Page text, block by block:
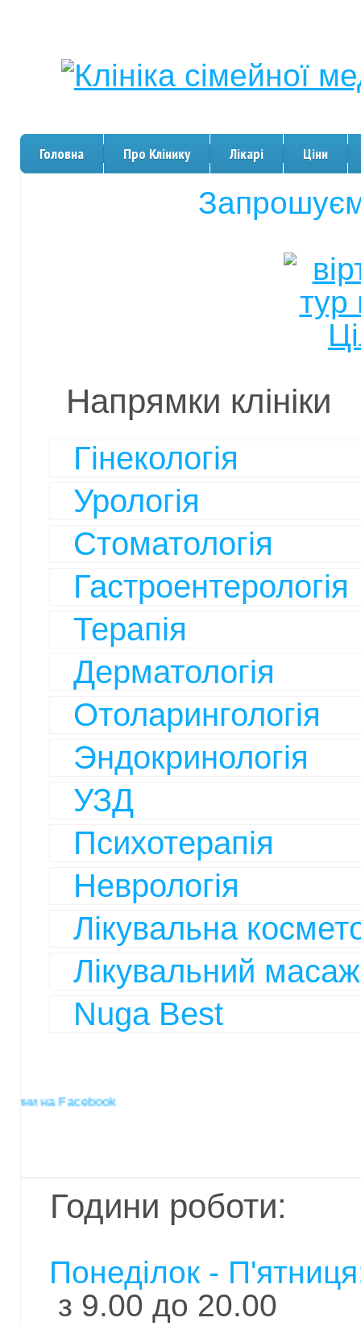
Головна Про Клінику Лікарі Ціни
Напрямки клініки
Гінекологія
Урологія
Стоматологія
Гастроентерологія
Терапія
Дерматологія
Отоларингологія
Эндокринологія
УЗД
Психотерапія
Неврологія
Лікувальна
Лікувальний масаж
Nuga Best
на Facebook
Години роботи:
Понеділок -
з 9.00 до 20.00